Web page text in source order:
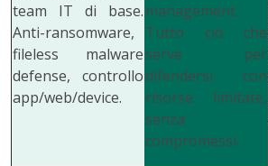
team IT di base.
Anti-ransomware,
fileless malware
defense, controllo
app/web/device.
management.
Tutto ciò che
serve per
difendersi con
risorse limitate,
senza
compromessi.